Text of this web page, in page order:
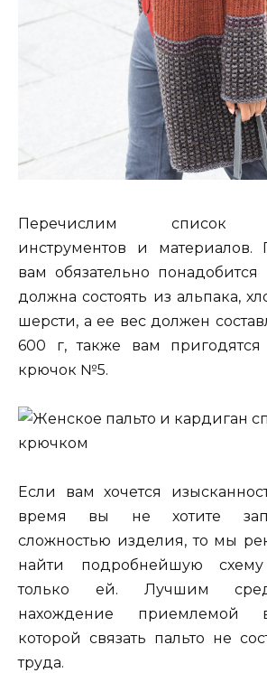
Перечислим список
инструментов и
вам обязательно понадобится
должна состоять из альпака,
шерсти, а ее вес должен
600 г, также вам
крючок №5.
Если вам хочется
время вы не хотите
сложностью изделия, то мы
найти подробнейшую
только ей. Лучшим
нахождение приемлемой
которой связать пальто не
труда.